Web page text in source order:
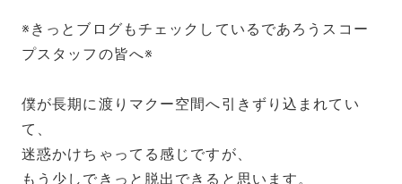
※きっとブログもチェックしているであろうスコー
プスタッフの皆へ※
僕が長期に渡りマクー空間へ引きずり込まれてい
て、
迷惑かけちゃってる感じですが、
もう少しできっと脱出できると思います。